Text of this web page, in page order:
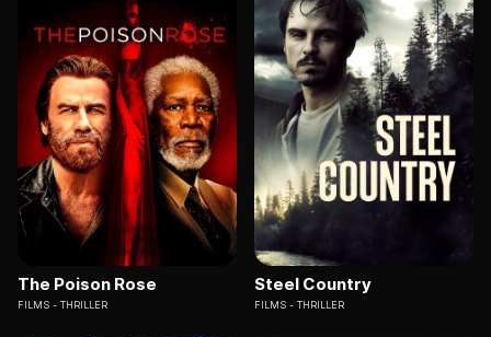
The Poison Rose
FILMS THRILLER
Steel Country
FILMS THRILLER